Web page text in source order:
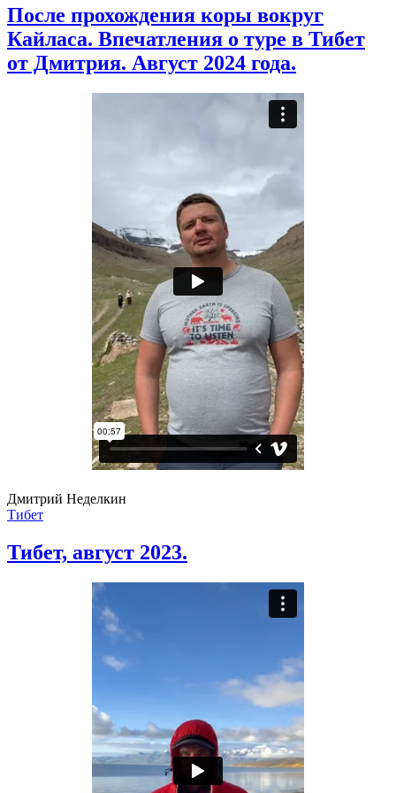
После прохождения коры вокруг
Кайласа. Впечатления о туре в Тибет
от Дмитрия. Август 2024 года.
Дмитрий Неделкин
Тибет
Тибет, август 2023.